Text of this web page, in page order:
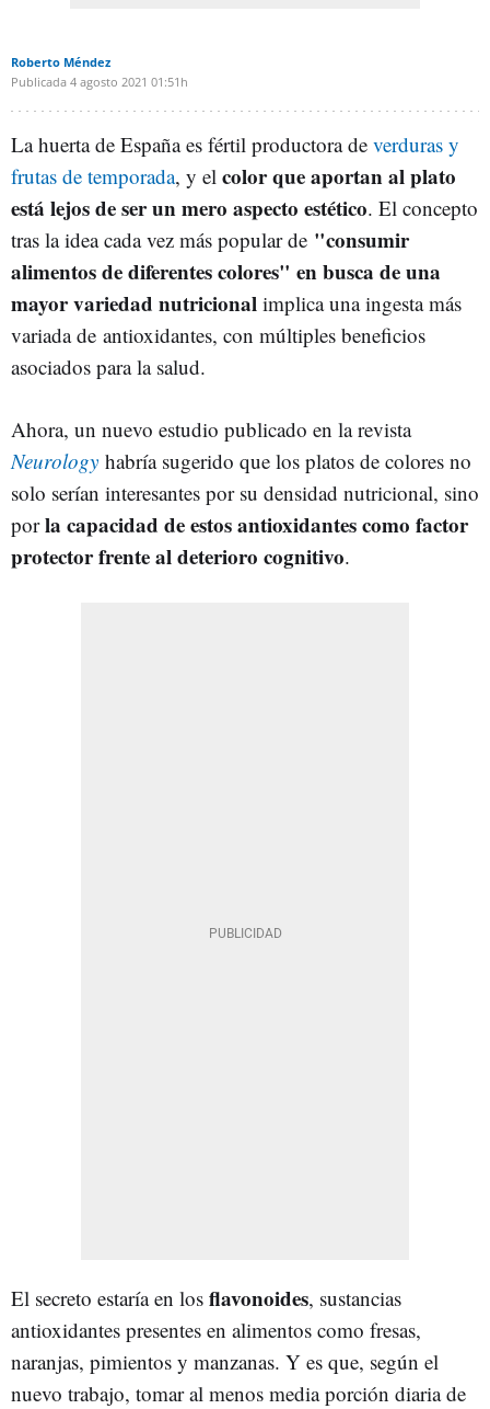
Roberto Méndez
Publicada 4 agosto 2021 01:51h
La huerta de España es fértil productora de verduras y
frutas de temporada, y el color que aportan al plato
está lejos de ser un mero aspecto estético. El concepto
tras la idea cada vez más popular de "consumir
alimentos de diferentes colores" en busca de una
mayor variedad nutricional implica una ingesta más
variada de antioxidantes, con múltiples beneficios
asociados para la salud.
Ahora, un nuevo estudio publicado en la revista
Neurology habría sugerido que los platos de colores no
solo serían interesantes por su densidad nutricional, sino
porla capacidad de estos antioxidantes como factor
protector frente al deterioro cognitivo.
El secreto estaría en los flavonoides, sustancias
antioxidantes presentes en alimentos como fresas,
naranjas, pimientos y manzanas. Y es que, según el
nuevo trabajo, tomar al menos media porción diaria de